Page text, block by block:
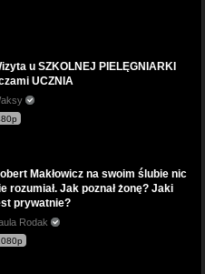
u SZKOLNEJ PIELĘGNIARKI
UCZNIA
Makłowicz na swoim ślubie nic
rozumiał. Jak poznał żonę? Jaki
prywatnie?
Rodak